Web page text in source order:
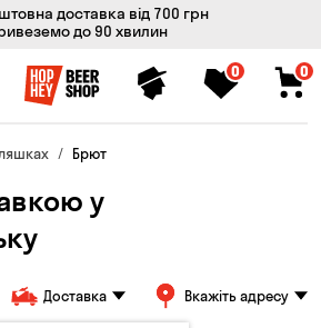
доставка від 700 грн
до 90 хвилин
0 0
Брют
у
Доставка Вкажіть адресу